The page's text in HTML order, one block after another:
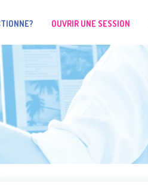
OUVRIR UNE SESSION